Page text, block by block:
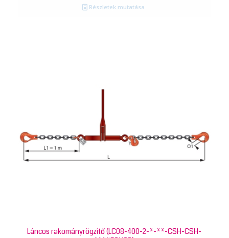
Részletek mutatása
Láncos rakományrögzítő (LC08-400-2-*-**-CSH-CSH-